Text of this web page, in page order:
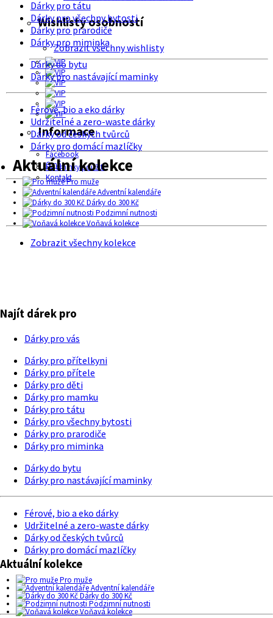
Wishlisty osobností
Zobrazit všechny wishlisty
Informace
Facebook
O nás
Podmínky použití
Kontakt
Dárky pro tátu
Dárky pro všechny bytosti
Dárky pro prarodiče
Dárky pro miminka
Dárky do bytu
Dárky pro nastávající maminky
Férové, bio a eko dárky
Udržitelné a zero-waste dárky
Dárky od českých tvůrců
Dárky pro domácí mazlíčky
Aktuální kolekce
Pro muže
Adventní kalendáře
Dárky do 300 Kč
Podzimní nutnosti
Voňavá kolekce
Zobrazit všechny kolekce
Najít dárek pro
Dárky pro vás
Dárky pro přítelkyni
Dárky pro přítele
Dárky pro děti
Dárky pro mamku
Dárky pro tátu
Dárky pro všechny bytosti
Dárky pro prarodiče
Dárky pro miminka
Dárky do bytu
Dárky pro nastávající maminky
Férové, bio a eko dárky
Udržitelné a zero-waste dárky
Dárky od českých tvůrců
Dárky pro domácí mazlíčky
Aktuální kolekce
Pro muže
Adventní kalendáře
Dárky do 300 Kč
Podzimní nutnosti
Voňavá kolekce